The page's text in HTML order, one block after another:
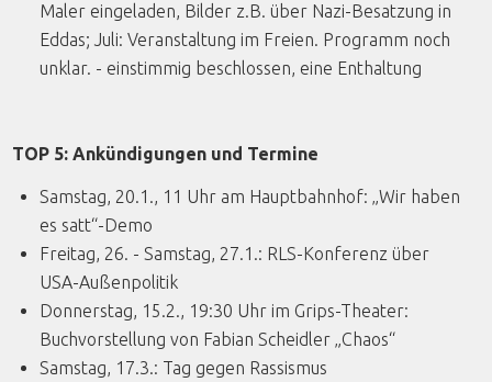
Maler eingeladen, Bilder z.B. über Nazi-Besatzung in
Eddas; Juli: Veranstaltung im Freien. Programm noch
unklar. - einstimmig beschlossen, eine Enthaltung
TOP 5: Ankündigungen und Termine
Samstag, 20.1., 11 Uhr am Hauptbahnhof: „Wir haben
es satt“-Demo
Freitag, 26. - Samstag, 27.1.: RLS-Konferenz über
USA-Außenpolitik
Donnerstag, 15.2., 19:30 Uhr im Grips-Theater:
Buchvorstellung von Fabian Scheidler „Chaos“
Samstag, 17.3.: Tag gegen Rassismus